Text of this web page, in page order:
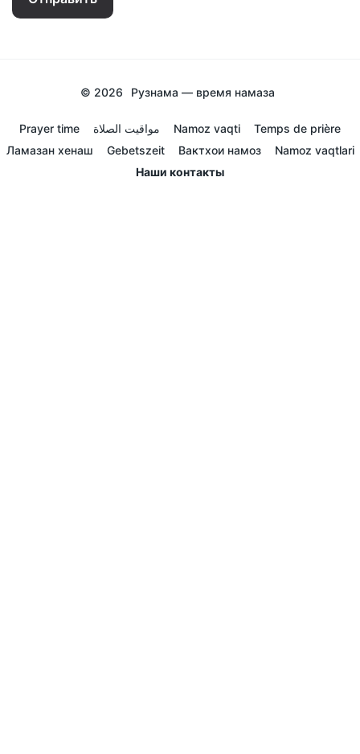
© 2026 Рузнама — время намаза
Prayer time مواقيت الصلاة Namoz vaqti
Temps de prière
Ламазан хенаш
Gebetszeit Вактхои намоз
Namoz vaqtlari
Наши контакты